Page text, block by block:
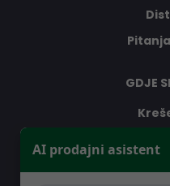
GDJE
AI prodajni asistent